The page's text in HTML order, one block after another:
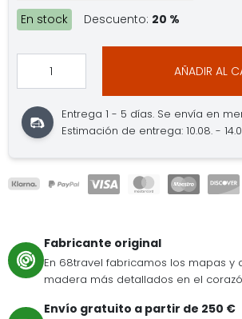
En stock Descuento: 20 %
AÑADIR AL
Entrega 1 - 5 días. Se envía en
Estimación de entrega: 10.08. -
Fabricante original
En 68travel fabricamos los mapas y
madera más detallados en el
Envío gratuito a partir de 250 €